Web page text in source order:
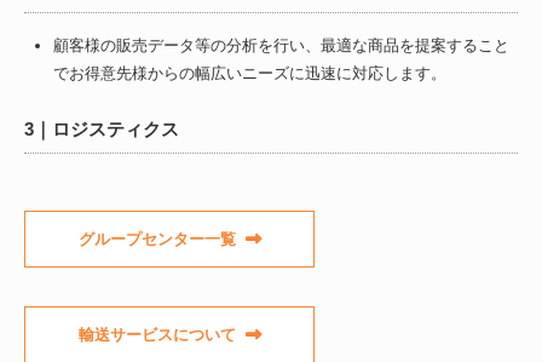
顧客様の販売データ等の分析を行い、最適な商品を提案すること
でお得意先様からの幅広いニーズに迅速に対応します。
3｜ロジスティクス
グループセンター一覧
輸送サービスについて